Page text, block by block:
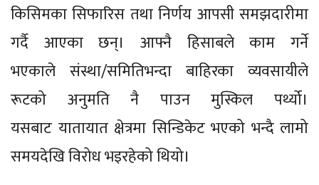
किसिमका सिफारिस तथा निर्णय आपसी समझदारीमा
गर्दै आएका छन्। आफ्नै हिसाबले काम गर्ने
भएकाले संस्था/समितिभन्दा बाहिरका व्यवसायीले
रूटको अनुमति नै पाउन मुस्किल पर्थ्यो।
यसबाट यातायात क्षेत्रमा सिन्डिकेट भएको भन्दै लामो
समयदेखि विरोध भइरहेको थियो।